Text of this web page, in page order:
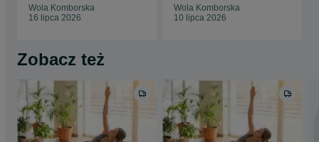
Wola Komborska
16 lipca 2026
Wola Komborska
10 lipca 2026
Zobacz też